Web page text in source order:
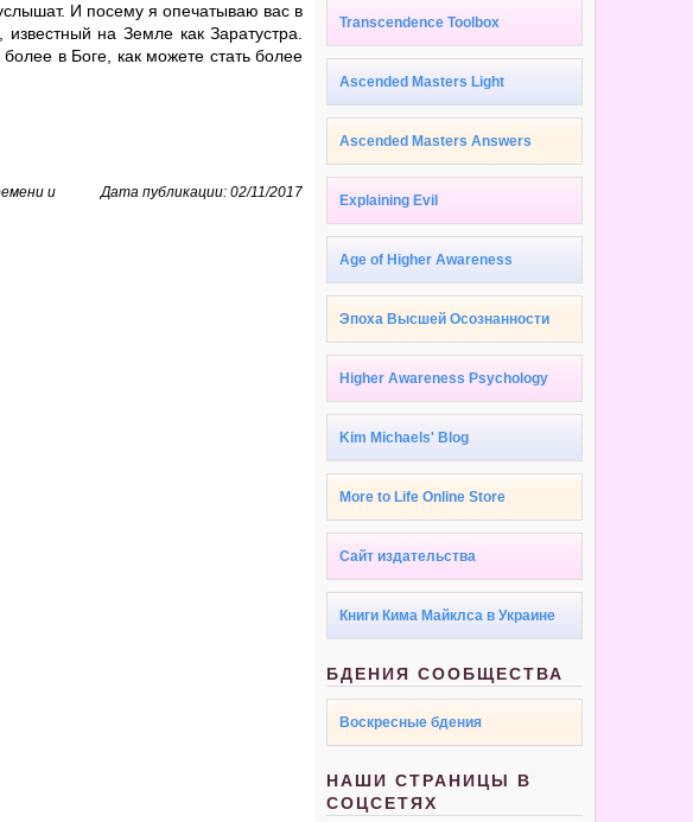
И посему я опечатываю вас в
на Земле как Заратустра.
в Боге, как можете стать более
Дата публикации: 02/11/2017
и
Transcendence Toolbox
Ascended Masters Light
Ascended Masters Answers
Explaining Evil
Age of Higher Awareness
Эпоха Высшей Осознанности
Higher Awareness Psychology
Kim Michaels' Blog
More to Life Online Store
Сайт издательства
Книги Кима Майклса в Украине
БДЕНИЯ СООБЩЕСТВА
Воскресные бдения
НАШИ СТРАНИЦЫ В
СОЦСЕТЯХ